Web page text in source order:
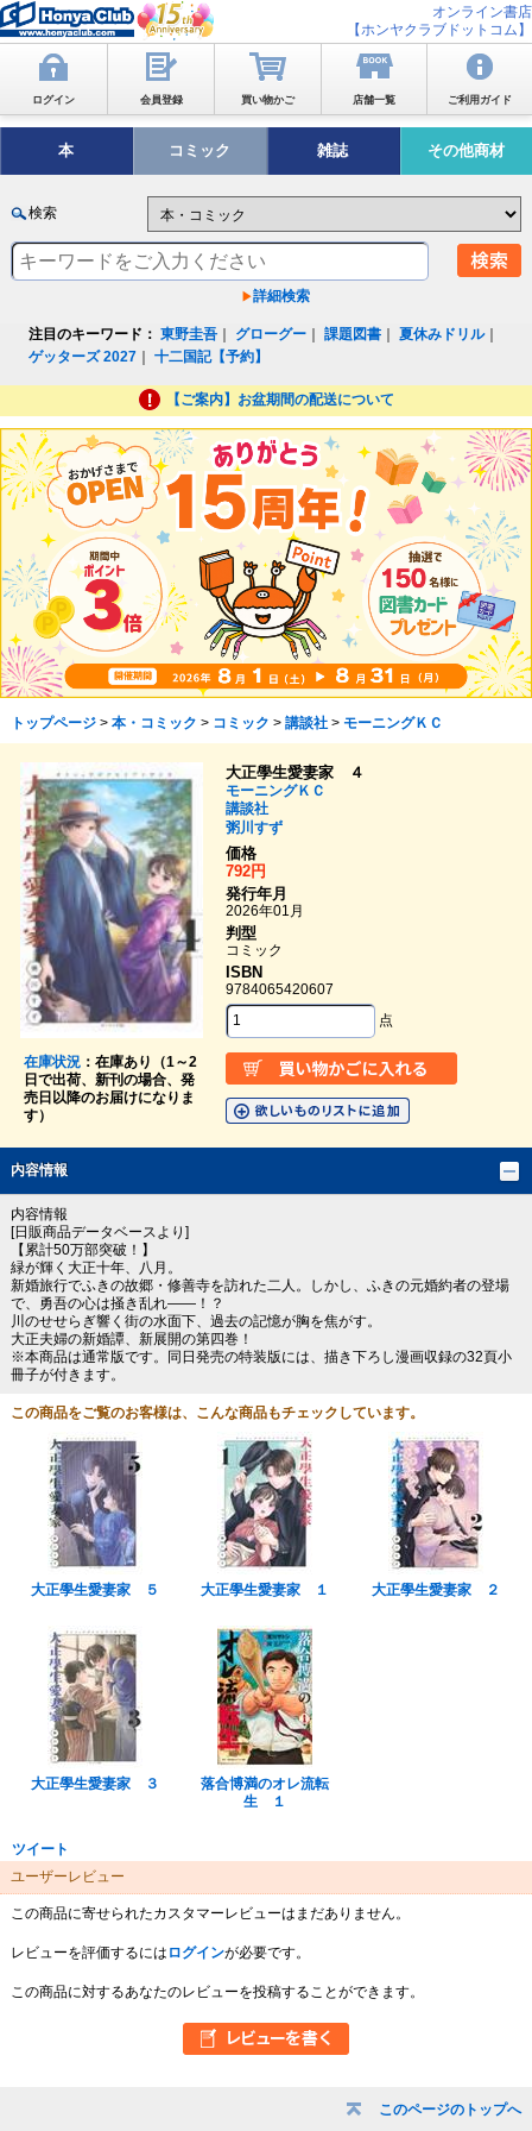
オンライン書店
【ホンヤクラブドットコム】
ログイン 会員登録 買い物かご 店舗一覧 ご利用ガイド
本 コミック 雑誌 その他商材
検索
詳細検索
注目のキーワード： 東野圭吾 グローグー ｜課題図書 ｜夏休みドリル｜
ゲッターズ 2027 ｜十二国記【予約】
【ご案内】お盆期間の配送について
このページのトップへ
トップページ> 本・コミック > コミック > 講談社> モーニングＫＣ
在庫状況：在庫あり（1～2
日で出荷、新刊の場合、発
売日以降のお届けになりま
す）
大正學生愛妻家 ４
モーニングＫＣ
講談社
粥川すず
価格
792円
発行年月
2026年01月
判型
コミック
ISBN
9784065420607
点
内容情報
内容情報
[日販商品データベースより]
【累計50万部突破！】
緑が輝く大正十年、八月。
新婚旅行でふきの故郷・修善寺を訪れた二人。しかし、ふきの元婚約者の登場
で、勇吾の心は掻き乱れ――！？
川のせせらぎ響く街の水面下、過去の記憶が胸を焦がす。
大正夫婦の新婚譚、新展開の第四巻！
※本商品は通常版です。同日発売の特装版には、描き下ろし漫画収録の32頁小
冊子が付きます。
この商品をご覧のお客様は、こんな商品もチェックしています。
大正學生愛妻家 ５ 大正學生愛妻家 １ 大正學生愛妻家 ２
大正學生愛妻家 ３
落合博満のオレ流転
生 １
ツイート
ユーザーレビュー
この商品に寄せられたカスタマーレビューはまだありません。
レビューを評価するには ログインが必要です。
この商品に対するあなたのレビューを投稿することができます。